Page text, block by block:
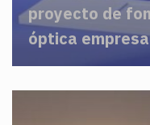
proyecto de
óptica